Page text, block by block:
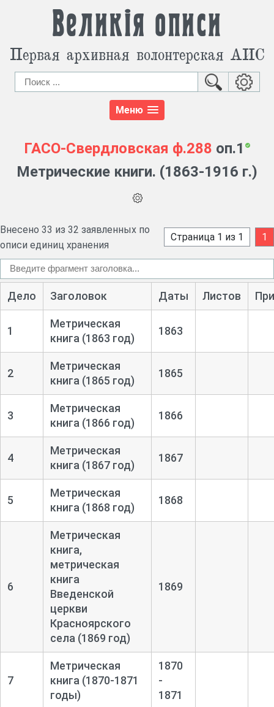
Великія описи
Первая архивная волонтерская АИС
Меню
ГАСО-Свердловская ф.288 оп.1
Метрические книги. (1863-1916 г.)
Внесено 33 из 32 заявленных по
описи единиц хранения
Страница 1 из 1 1
Дело Заголовок Даты Листов
1
Метрическая
книга (1863 год)
1863
2
Метрическая
книга (1865 год)
1865
3
Метрическая
книга (1866 год)
1866
4
Метрическая
книга (1867 год)
1867
5
Метрическая
книга (1868 год)
1868
6
Метрическая
книга,
метрическая
книга
Введенской
церкви
Красноярского
села (1869 год)
1869
7
Метрическая
книга (1870-1871
годы)
1870
-
1871